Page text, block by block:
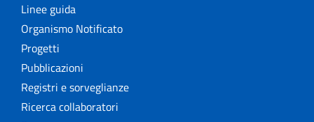
Linee guida
Organismo Notificato
Progetti
Pubblicazioni
Registri e sorveglianze
Ricerca collaboratori